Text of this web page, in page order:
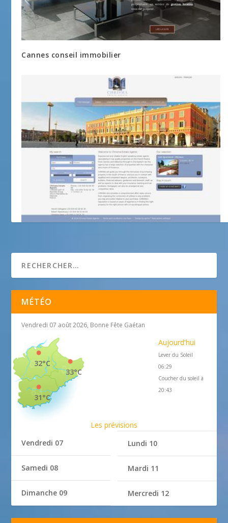
Cannes conseil immobilier
MÉTÉO
Vendredi 07 août 2026, Bonne Fête Gaétan
33°C
32°C
31°C
Aujourd'hui
Lever du Soleil
06:29
Coucher du soleil à
20:43
Les prévisions
Vendredi 07
Samedi 08
Dimanche 09
Lundi 10
Mardi 11
Mercredi 12